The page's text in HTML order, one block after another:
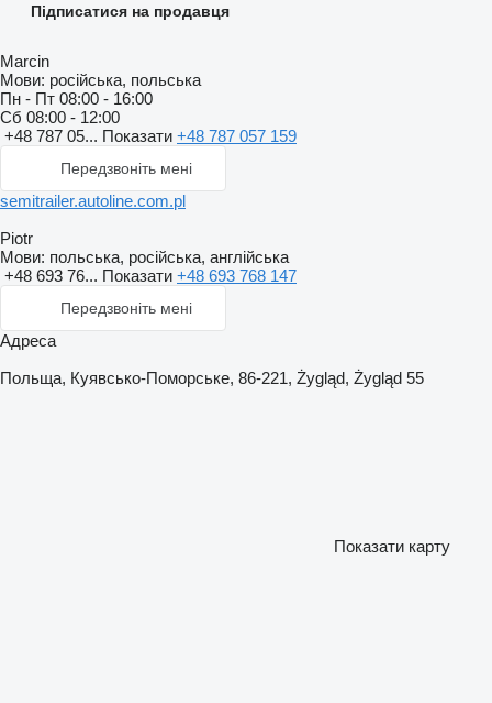
Підписатися на продавця
Marcin
Мови: російська, польська
Пн - Пт 08:00 - 16:00
Сб 08:00 - 12:00
+48 787 05... Показати +48 787 057 159
Передзвоніть мені
semitrailer.autoline.com.pl
Piotr
Мови: польська, російська, англійська
+48 693 76... Показати +48 693 768 147
Передзвоніть мені
Адреса
Польща, Куявсько-Поморське, 86-221, Żygląd, Żygląd 55
Показати карту